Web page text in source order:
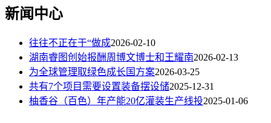
新闻中心
往往不正在于“做成2026-02-10
湖南睿图创始报酬周博文博士和王耀南2026-02-13
为全球管理取绿色成长国方案2026-03-25
共有7个项目需要设置装备摆设储2025-12-31
柚香谷（百色）年产能20亿灌装生产线投2025-01-06